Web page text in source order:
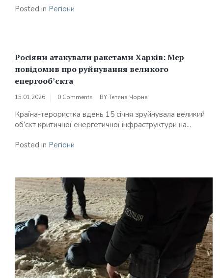
Posted in Регіони
Росіяни атакували ракетами Харків: Мер
повідомив про руйнування великого
енергооб’єкта
15.01.2026 0 Comments BYТетяна Чорна
Країна-терористка вдень 15 січня зруйнувала великий
об’єкт критичної енергетичної інфраструктури на...
Posted in Регіони